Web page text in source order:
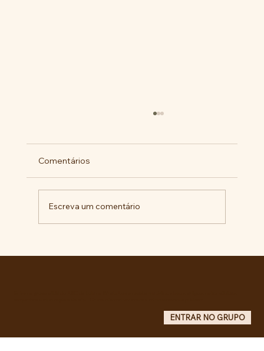
Comentários
Escreva um comentário
ENTRAR NO GRUPO